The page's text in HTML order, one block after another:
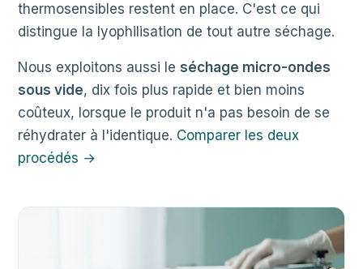
thermosensibles restent en place. C'est ce qui
distingue la lyophilisation de tout autre séchage.
Nous exploitons aussi le séchage micro-ondes
sous vide, dix fois plus rapide et bien moins
coûteux, lorsque le produit n'a pas besoin de se
réhydrater à l'identique. Comparer les deux
procédés →